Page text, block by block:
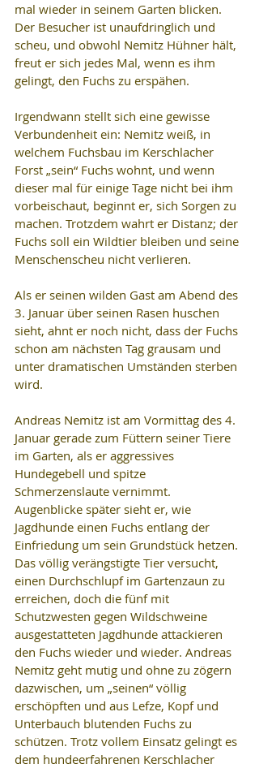
mal wieder in seinem Garten blicken.
Der Besucher ist unaufdringlich und
scheu, und obwohl Nemitz Hühner hält,
freut er sich jedes Mal, wenn es ihm
gelingt, den Fuchs zu erspähen.
Irgendwann stellt sich eine gewisse
Verbundenheit ein: Nemitz weiß, in
welchem Fuchsbau im Kerschlacher
Forst „sein“ Fuchs wohnt, und wenn
dieser mal für einige Tage nicht bei ihm
vorbeischaut, beginnt er, sich Sorgen zu
machen. Trotzdem wahrt er Distanz; der
Fuchs soll ein Wildtier bleiben und seine
Menschenscheu nicht verlieren.
Als er seinen wilden Gast am Abend des
3. Januar über seinen Rasen huschen
sieht, ahnt er noch nicht, dass der Fuchs
schon am nächsten Tag grausam und
unter dramatischen Umständen sterben
wird.
Andreas Nemitz ist am Vormittag des 4.
Januar gerade zum Füttern seiner Tiere
im Garten, als er aggressives
Hundegebell und spitze
Schmerzenslaute vernimmt.
Augenblicke später sieht er, wie
Jagdhunde einen Fuchs entlang der
Einfriedung um sein Grundstück hetzen.
Das völlig verängstigte Tier versucht,
einen Durchschlupf im Gartenzaun zu
erreichen, doch die fünf mit
Schutzwesten gegen Wildschweine
ausgestatteten Jagdhunde attackieren
den Fuchs wieder und wieder. Andreas
Nemitz geht mutig und ohne zu zögern
dazwischen, um „seinen“ völlig
erschöpften und aus Lefze, Kopf und
Unterbauch blutenden Fuchs zu
schützen. Trotz vollem Einsatz gelingt es
dem hundeerfahrenen Kerschlacher